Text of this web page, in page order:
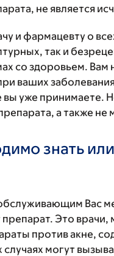
не является
и фармацевту о
так и
со здоровьем.
ваших
уже принимаете.
а также не
знать
Вас
препарат. Это
против акне,
случаях могут